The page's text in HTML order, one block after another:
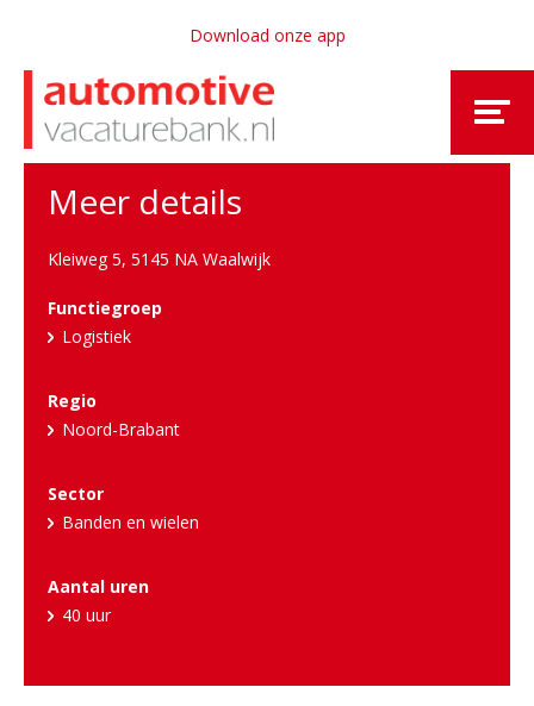
Download onze app
Meer details
Kleiweg 5, 5145 NA Waalwijk
Functiegroep
Logistiek
Regio
Noord-Brabant
Sector
Banden en wielen
Aantal uren
40 uur